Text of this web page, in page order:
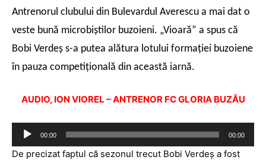
Antrenorul clubului din Bulevardul Averescu a mai dat o
veste bună microbiştilor buzoieni. „Vioară” a spus că
Bobi Verdeş s-a putea alătura lotului formaţiei buzoiene
în pauza competiţională din această iarnă.
AUDIO, ION VIOREL – ANTRENOR FC GLORIA BUZĂU
Player
audio
00:00 00:00
De precizat faptul că sezonul trecut Bobi Verdeş a fost